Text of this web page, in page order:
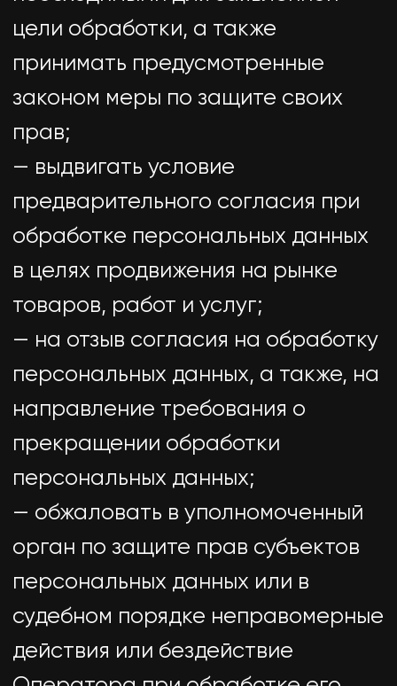
Виды обработки персональных
данных - Обратная связь путем
звонков и сообщений в
номеру телефона
персональных данных
7.1. Обработка персональных
данных осуществляется с
данных на обработку его
персональных данных.
достижения целей,
предусмотренных международным
договором Российской Федерации
или законом, для осуществления
возложенных законодательством
Российской Федерации на
оператора функций, полномочий и
обязанностей.
7.3. Обработка персональных
данных необходима для
осуществления правосудия,
исполнения судебного акта, акта
другого органа или должностного